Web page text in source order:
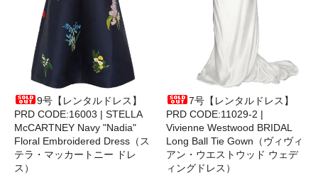
9号【レンタルドレス】
PRD CODE:16003 | STELLA
McCARTNEY Navy "Nadia"
Floral Embroidered Dress（ス
テラ・マッカートニー ドレ
ス）
7号【レンタルドレス】
PRD CODE:11029-2 |
Vivienne Westwood BRIDAL
Long Ball Tie Gown（ヴィヴィ
アン・ウエストウッド ウェデ
ィングドレス）